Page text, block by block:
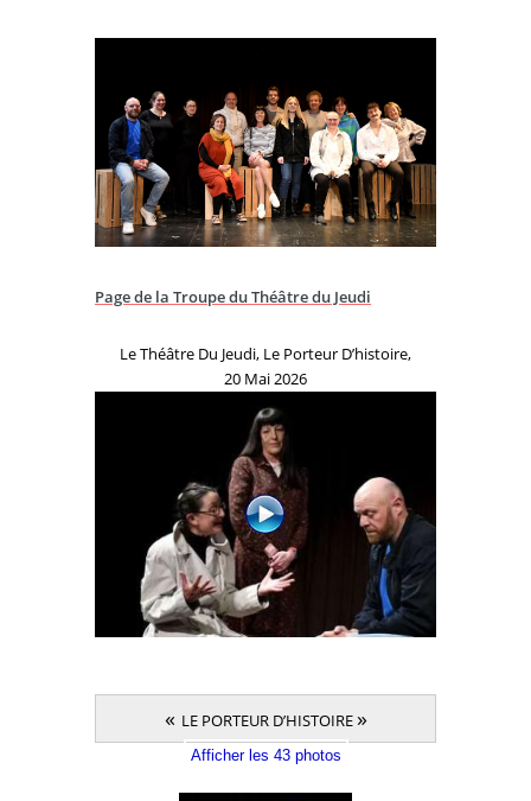
Page de la Troupe du Théâtre du Jeudi
Le Théâtre Du Jeudi, Le Porteur D’histoire,
20 Mai 2026
« LE PORTEUR D’HISTOIRE »
Afficher les 43 photos